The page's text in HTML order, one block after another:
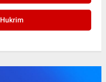
Hukrim